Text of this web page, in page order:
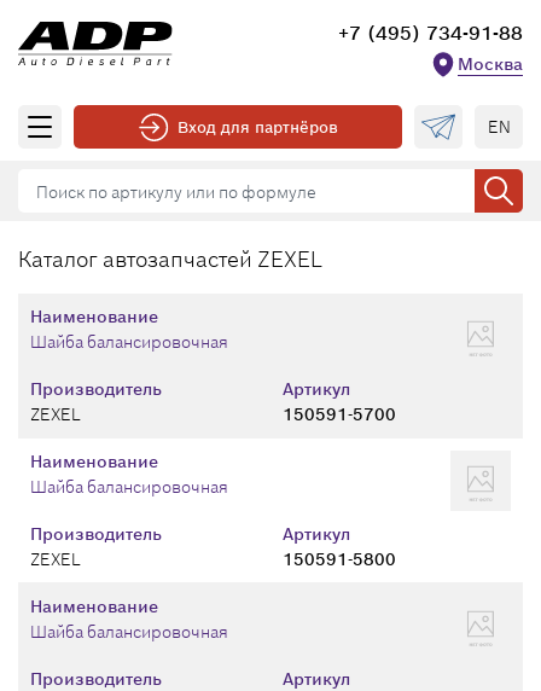
+7 (495) 734-91-88
Москва
Вход для партнёров EN
Каталог автозапчастей ZEXEL
Производитель
ZEXEL
Артикул
150591-5700
Наименование
Шайба балансировочная
Производитель
ZEXEL
Артикул
150591-5800
Наименование
Шайба балансировочная
Производитель
Артикул
Наименование
Шайба балансировочная